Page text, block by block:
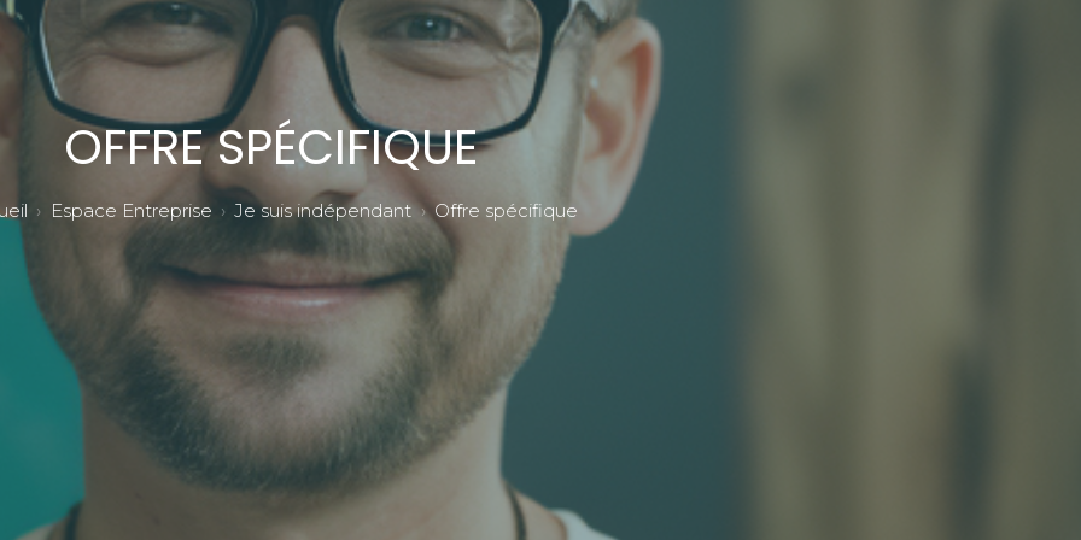
OFFRE SPÉCIFIQUE
Espace Entreprise Je suis indépendant Offre spécifique